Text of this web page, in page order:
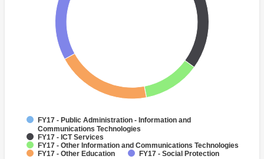
FY17 - Public Administration - Information and
Communications Technologies
FY17 - ICT Services
FY17 - Other Information and Communications Technologies
FY17 - Other Education
FY17 - Social Protection